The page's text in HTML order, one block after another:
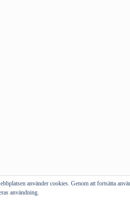
använder cookies. Genom att fortsätta
användning.